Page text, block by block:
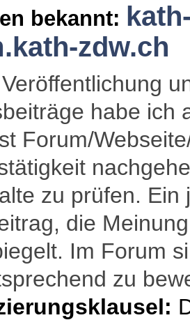
bekannt:
zdw.ch
habe ich
Forum/
zu prüfen.
die
Im Forum
zu